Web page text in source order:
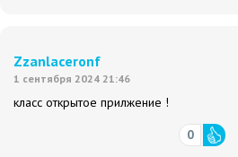
Zzanlaceronf
1 сентября 2024 21:46
класс открытое прилжение !
0